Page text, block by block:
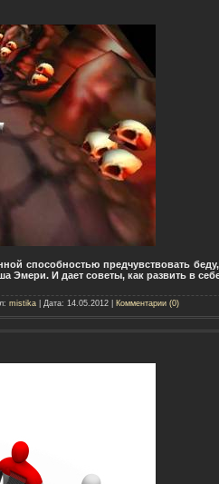
способностью предчувствовать
Эмери. И дает советы, как развить в
mistika| Дата: 14.05.2012| Комментарии (0)